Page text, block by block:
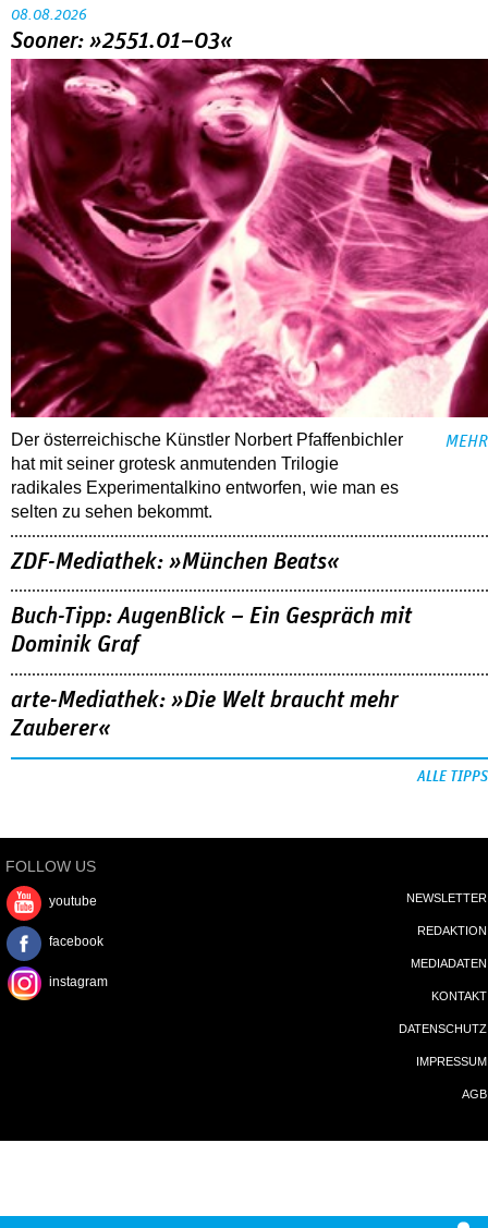
08.08.2026
Sooner: »2551.01–03«
Der österreichische Künstler Norbert Pfaffenbichler
hat mit seiner grotesk anmutenden Trilogie
radikales Experimentalkino entworfen, wie man es
selten zu sehen bekommt.
MEHR
ZDF-Mediathek: »München Beats«
Buch-Tipp: AugenBlick – Ein Gespräch mit
Dominik Graf
arte-Mediathek: »Die Welt braucht mehr
Zauberer«
ALLE TIPPS
FOLLOW US
youtube
facebook
instagram
NEWSLETTER
REDAKTION
MEDIADATEN
KONTAKT
DATENSCHUTZ
IMPRESSUM
AGB